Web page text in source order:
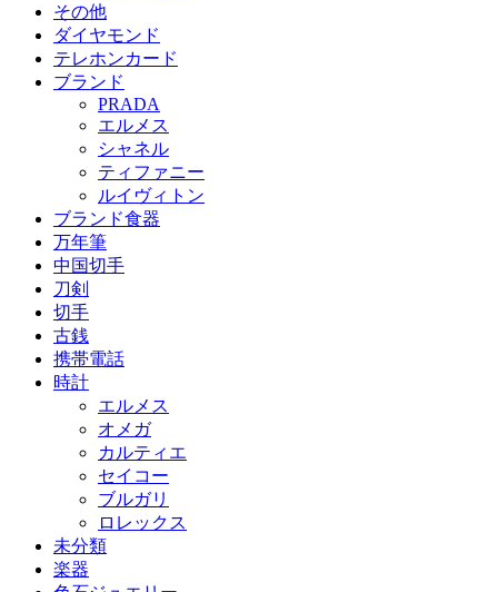
その他
ダイヤモンド
テレホンカード
ブランド
PRADA
エルメス
シャネル
ティファニー
ルイヴィトン
ブランド食器
万年筆
中国切手
刀剣
切手
古銭
携帯電話
時計
エルメス
オメガ
カルティエ
セイコー
ブルガリ
ロレックス
未分類
楽器